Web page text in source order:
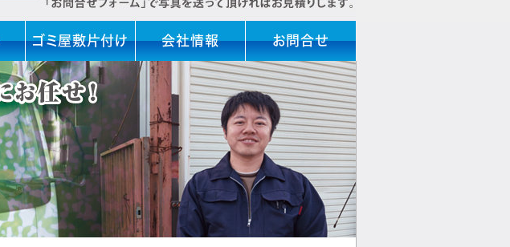
ゴミ屋敷片付け 会社情報 お問合せ